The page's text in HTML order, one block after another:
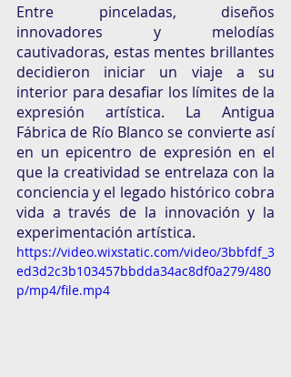
Entre pinceladas, diseños
innovadores y melodías
cautivadoras, estas mentes brillantes
decidieron iniciar un viaje a su
interior para desafiar los límites de la
expresión artística. La Antigua
Fábrica de Río Blanco se convierte así
en un epicentro de expresión en el
que la creatividad se entrelaza con la
conciencia y el legado histórico cobra
vida a través de la innovación y la
experimentación artística.
https://video.wixstatic.com/video/3bbfdf_3
ed3d2c3b103457bbdda34ac8df0a279/480
p/mp4/file.mp4